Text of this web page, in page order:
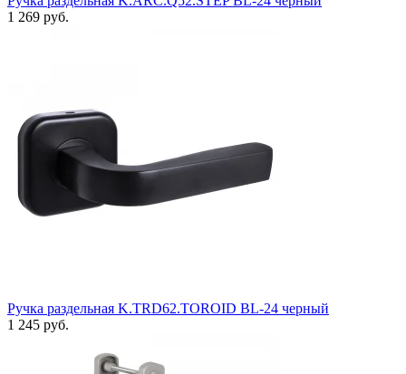
1 269 руб.
Ручка раздельная K.TRD62.TOROID BL-24 черный
1 245 руб.